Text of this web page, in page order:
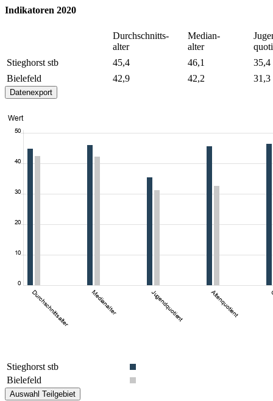
Indikatoren 2020
Durchschnitts-
alter
Median-
alter
Stieghorst stb
45,4 46,1
35,4
Bielefeld
42,9 42,2 31,3
Stieghorst stb
Bielefeld